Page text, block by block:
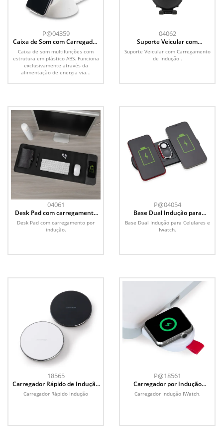
P@04359
Caixa de Som com Carregador
por Indução
Caixa de som multifunções com
estrutura em plástico ABS. Funciona
exclusivamente através da
alimentação de energia via...
04062
Suporte Veicular com
Carregamento de Indução
Suporte Veicular com Carregamento
de Indução .
04061
Desk Pad com carregamento
Desk Pad com carregamento por
indução.
P@04054
Base Dual Indução para
Celulares e Iwatch
Base Dual Indução para Celulares e
Iwatch.
18565
Carregador Rápido de Indução
Redondo
Carregador Rápido Indução
P@18561
Carregador por Indução
IWatch
Carregador Indução IWatch.